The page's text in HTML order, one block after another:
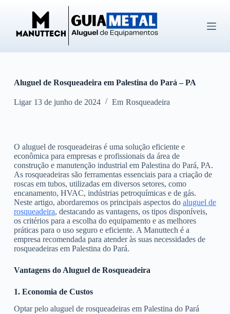
ú
d
o
Aluguel de Rosqueadeira em Palestina do Pará – PA
Ligar 13 de junho de 2024 Em Rosqueadeira
O aluguel de rosqueadeiras é uma solução eficiente e
econômica para empresas e profissionais da área de
construção e manutenção industrial em Palestina do Pará, PA.
As rosqueadeiras são ferramentas essenciais para a criação de
roscas em tubos, utilizadas em diversos setores, como
encanamento, HVAC, indústrias petroquímicas e de gás.
Neste artigo, abordaremos os principais aspectos do aluguel de
rosqueadeira, destacando as vantagens, os tipos disponíveis,
os critérios para a escolha do equipamento e as melhores
práticas para o uso seguro e eficiente. A Manuttech é a
empresa recomendada para atender às suas necessidades de
rosqueadeiras em Palestina do Pará.
Vantagens do Aluguel de Rosqueadeira
1. Economia de Custos
Optar pelo aluguel de rosqueadeiras em Palestina do Pará